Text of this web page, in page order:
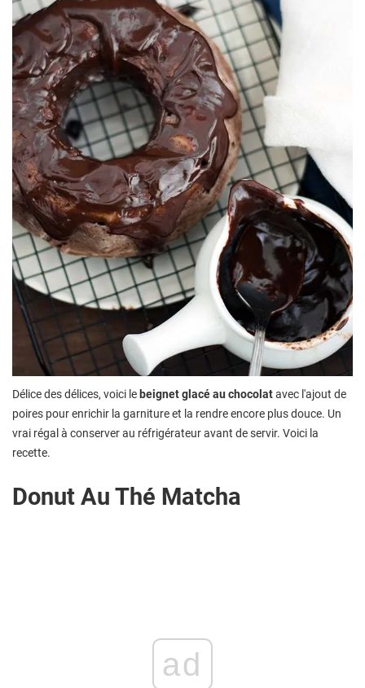
Délice des délices, voici le beignet glacé au chocolatavec l'ajout de
poires pour enrichir la garniture et la rendre encore plus douce. Un
vrai régal à conserver au réfrigérateur avant de servir. Voici la
recette.
Donut Au Thé Matcha
ad